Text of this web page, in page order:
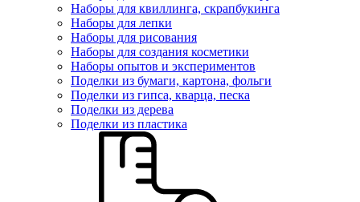
Наборы для квиллинга, скрапбукинга
Наборы для лепки
Наборы для рисования
Наборы для создания косметики
Наборы опытов и экспериментов
Поделки из бумаги, картона, фольги
Поделки из гипса, кварца, песка
Поделки из дерева
Поделки из пластика